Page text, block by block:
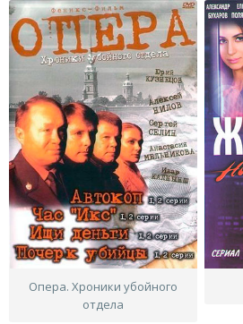
Опера. Хроники убойного
отдела